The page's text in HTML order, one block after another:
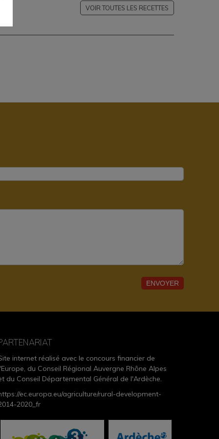
VOIR TOUTES LES RECETTES
internet réalisé avec le concours financier de
du Conseil Régional Auvergne Rhône Alpes
du Conseil Départemental Général de l'Ardèche.
ec.europa.eu/agriculture/rural-development-
2020_fr